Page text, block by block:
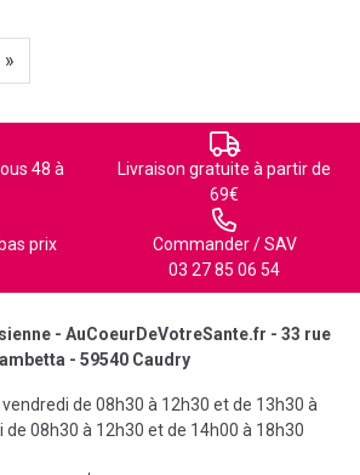
»
48 à
Livraison gratuite à partir de
69€
prix
Commander / SAV
03 27 85 06 54
- AuCoeurDeVotreSante.fr - 33 rue
- 59540 Caudry
de 08h30 à 12h30 et de 13h30 à
de 08h30 à 12h30 et de 14h00 à 18h30